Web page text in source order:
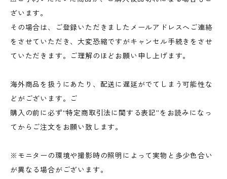
ざいます。
その場合は、ご登録いただきましたメールアドレスへご連絡
をさせていただき、大変恐縮ですがキャンセル手続きをさせ
ていただきます。ご理解のほどお願い申し上げます。
海外商品を扱うにあたり、配送に遅延がでてしまう可能性な
どがございます。ご
購入の前に必ず“特定商取引法に関する表記”をお読みになっ
てからご注文をお願い致します。
※モニターの環境や撮影時の照明によって実物と多少色合い
が異なる場合がございます。